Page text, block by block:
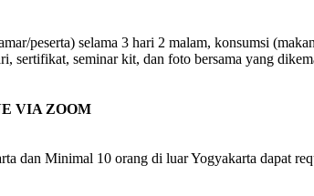
peserta) selama 3 hari 2 malam, konsumsi
sertifikat, seminar kit, dan foto bersama yang
VIA ZOOM
dan Minimal 10 orang di luar Yogyakarta dapat